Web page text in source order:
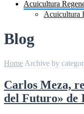
Acuicultura
Acuicultura
Blog
Home Archive by
Carlos Meza,
del Futuro» de